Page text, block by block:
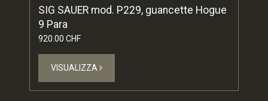
SIG SAUER mod. P229, guancette Hogue
9 Para
920.00 CHF
VISUALIZZA